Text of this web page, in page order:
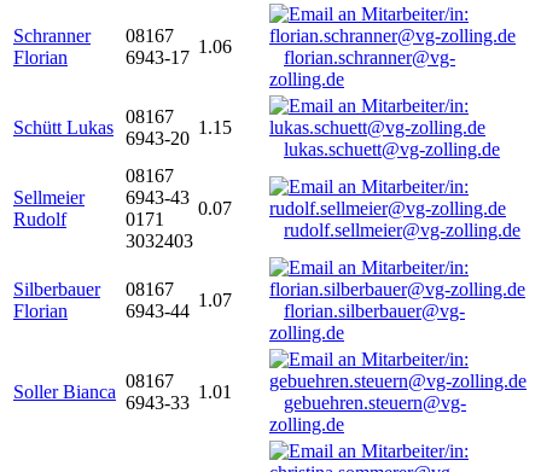
Schranner
Florian
08167
6943-17
1.06
florian.schranner@vg-
zolling.de
Schütt Lukas
08167
6943-20
1.15
lukas.schuett@vg-zolling.de
Sellmeier
Rudolf
08167
6943-43
0171
3032403
0.07
rudolf.sellmeier@vg-zolling.de
Silberbauer
Florian
08167
6943-44
1.07
florian.silberbauer@vg-
zolling.de
Soller Bianca
08167
6943-33
1.01
gebuehren.steuern@vg-
zolling.de